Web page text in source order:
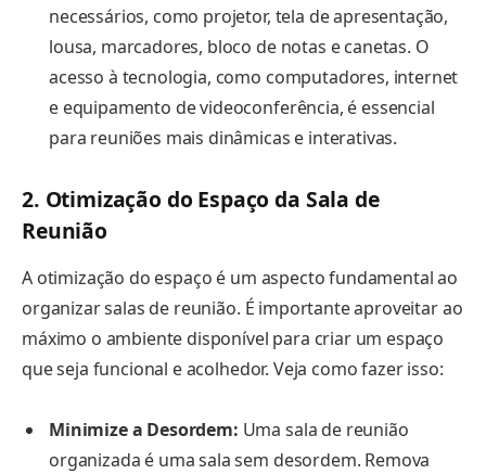
necessários, como projetor, tela de apresentação,
lousa, marcadores, bloco de notas e canetas. O
acesso à tecnologia, como computadores, internet
e equipamento de videoconferência, é essencial
para reuniões mais dinâmicas e interativas.
2. Otimização do Espaço da Sala de
Reunião
A otimização do espaço é um aspecto fundamental ao
organizar salas de reunião. É importante aproveitar ao
máximo o ambiente disponível para criar um espaço
que seja funcional e acolhedor. Veja como fazer isso:
Minimize a Desordem: Uma sala de reunião
organizada é uma sala sem desordem. Remova